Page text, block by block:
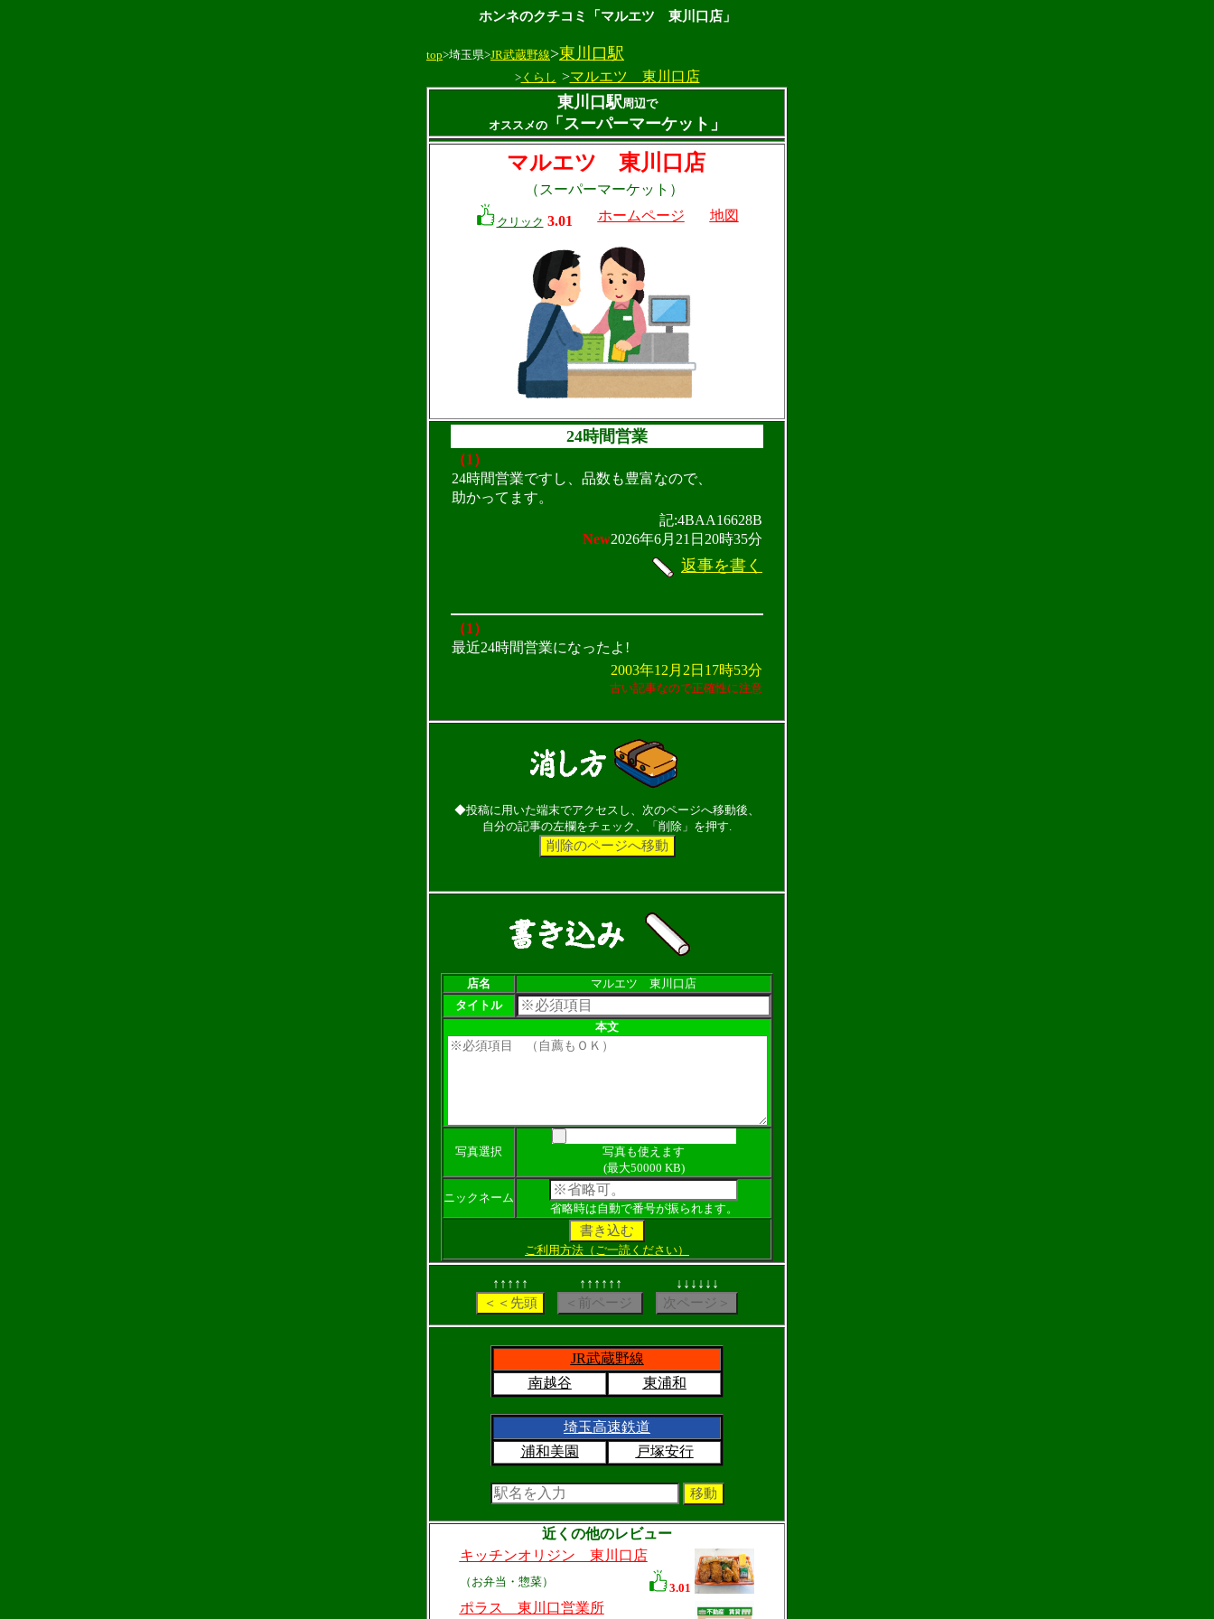
ホンネのクチコミ「マルエツ 東川口店」
top>埼玉県>JR武蔵野線>東川口駅
>くらし >マルエツ 東川口店
東川口駅周辺で
オススメの「スーパーマーケット」
マルエツ 東川口店
（スーパーマーケット）
クリック 3.01 ホームページ 地図
24時間営業
（1）
24時間営業ですし、品数も豊富なので、
助かってます。
記:4BAA16628B
New2026年6月21日20時35分
返事を書く
（1）
最近24時間営業になったよ!
2003年12月2日17時53分
古い記事なので正確性に注意
◆投稿に用いた端末でアクセスし、次のページへ移動後、
自分の記事の左欄をチェック、「削除」を押す.
店名
マルエツ 東川口店
タイトル
本文
写真選択
写真も使えます
(最大50000 KB)
ニックネーム
省略時は自動で番号が振られます。
ご利用方法（ご一読ください）
↑↑↑↑↑ ↑↑↑↑↑↑ ↓↓↓↓↓↓
JR武蔵野線
南越谷
東浦和
埼玉高速鉄道
浦和美園
戸塚安行
近くの他のレビュー
キッチンオリジン 東川口店
（お弁当・惣菜） 3.01
ポラス 東川口営業所